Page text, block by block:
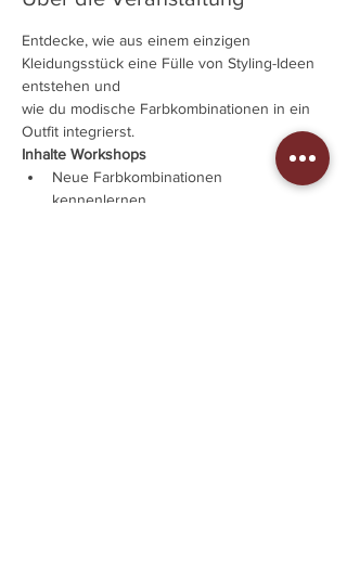
Entdecke, wie aus einem einzigen
Kleidungsstück eine Fülle von Styling-Ideen
entstehen und
wie du modische Farbkombinationen in ein
Outfit integrierst.
Inhalte Workshops
Neue Farbkombinationen
kennenlernen.